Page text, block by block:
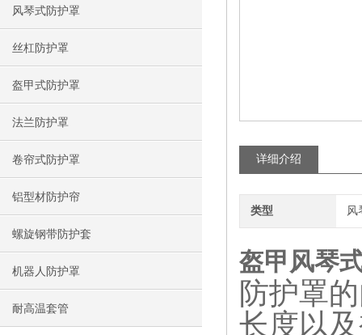
风琴式防护罩
丝杠防护罩
盔甲式防护罩
法兰防护罩
卷帘式防护罩
铝型材防护帘
螺旋钢带防护套
机器人防护罩
耐高温套管
详细介绍
类型 风
盔甲风琴
防护罩
长度以